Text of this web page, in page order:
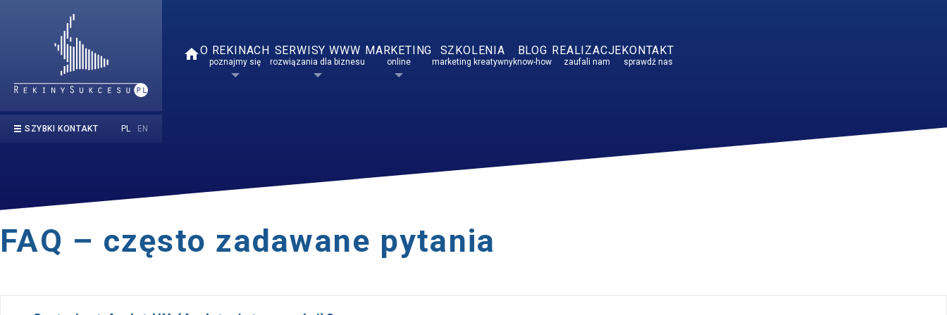
SZYBKI KONTAKT PL EN
homeO REKINACH
poznajmy się
SERWISY WWW
rozwiązania dla biznesu
MARKETING
online
SZKOLENIA
marketing kreatywny
BLOG
know-how
REALIZACJE
zaufali nam
KONTAKT
sprawdź nas
FAQ – często zadawane pytania